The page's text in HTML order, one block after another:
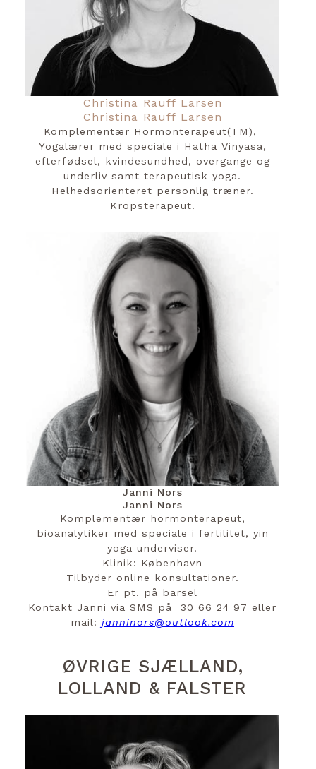
Christina Rauff Larsen
Christina Rauff Larsen
Komplementær Hormonterapeut(TM),
Yogalærer med speciale i Hatha Vinyasa,
efterfødsel, kvindesundhed, overgange og
underliv samt terapeutisk yoga.
Helhedsorienteret personlig træner.
Kropsterapeut.
Janni Nors
Janni Nors
Komplementær hormonterapeut,
bioanalytiker med speciale i fertilitet, yin
yoga underviser.
Klinik: København
Tilbyder online konsultationer.
Er pt. på barsel
Kontakt Janni via SMS på 30 66 24 97 eller
mail: janninors@outlook.com
ØVRIGE SJÆLLAND,
LOLLAND & FALSTER